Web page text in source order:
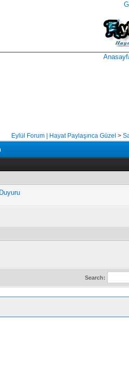
Eylül Forum | Hayat Paylaşınca Güzel >
Search: